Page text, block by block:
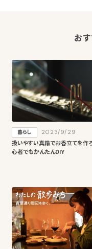
お
暮らし
2023/9/29
扱いやすい真鍮でお香立てを作ろ
心者でもかんたんDIY